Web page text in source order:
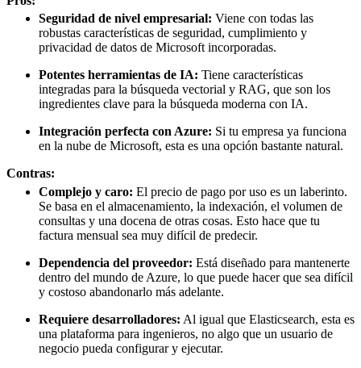
Seguridad de nivel empresarial: Viene con todas las
robustas características de seguridad, cumplimiento y
privacidad de datos de Microsoft incorporadas.
Potentes herramientas de IA: Tiene características
integradas para la búsqueda vectorial y RAG, que son los
ingredientes clave para la búsqueda moderna con IA.
Integración perfecta con Azure: Si tu empresa ya funciona
en la nube de Microsoft, esta es una opción bastante natural.
Contras:
Complejo y caro: El precio de pago por uso es un laberinto.
Se basa en el almacenamiento, la indexación, el volumen de
consultas y una docena de otras cosas. Esto hace que tu
factura mensual sea muy difícil de predecir.
Dependencia del proveedor: Está diseñado para mantenerte
dentro del mundo de Azure, lo que puede hacer que sea difícil
y costoso abandonarlo más adelante.
Requiere desarrolladores: Al igual que Elasticsearch, esta es
una plataforma para ingenieros, no algo que un usuario de
negocio pueda configurar y ejecutar.